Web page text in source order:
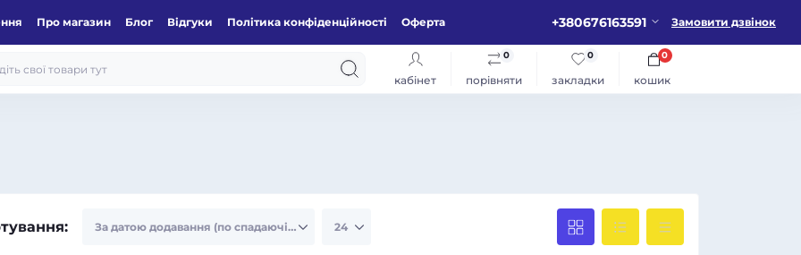
Про магазин Блог Відгуки Політика конфіденційності Оферта +380676163591 Замовити дзвінок
кабінет порівняти
0
закладки
0
кошик
0